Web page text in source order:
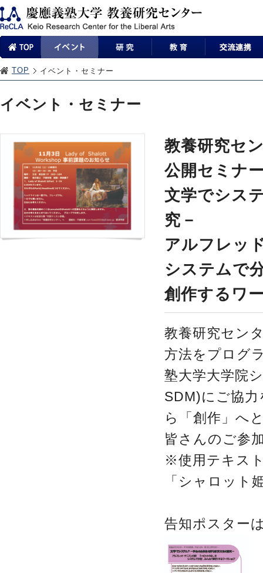
TOP イベント・セミナー
イベント・セミナー
教養研究セ
公開セミナ
文学でシス
究－
アルフレッ
システムで
創作するワ
教養研究セン
方法をプログ
塾大学大学院
SDM)にご協
ら「創作」へ
皆さんのご参
※使用テキス
「シャロット
告知ポスター